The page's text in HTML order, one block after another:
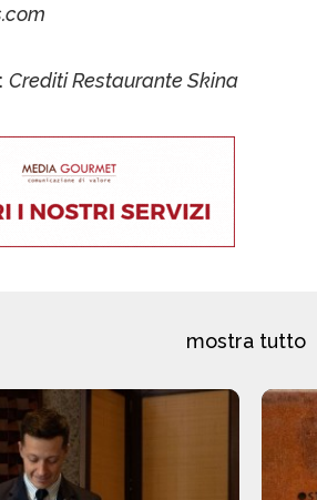
Crediti Restaurante Skina
mostra tutto